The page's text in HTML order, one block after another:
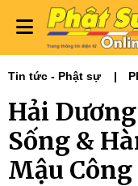
Tin tức - Phật sự
Phật giáo & đời sống
Tin Tức Hoạt Động
Hải
Sống &
Mậu Công